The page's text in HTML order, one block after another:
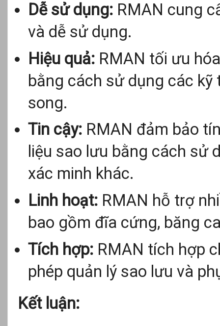
Dễ sử dụng:RMAN cung
và dễ sử dụng.
Hiệu quả:RMAN tối ưu
bằng cách sử dụng các
song.
Tin cậy:RMAN đảm bảo
liệu sao lưu bằng cách sử
xác minh khác.
Linh hoạt:RMAN hỗ trợ
bao gồm đĩa cứng, băng
Tích hợp:RMAN tích hợp
phép quản lý sao lưu và
Kết luận: